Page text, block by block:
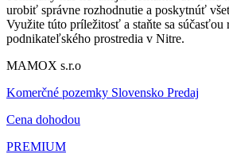
urobiť správne rozhodnutie a poskytnúť
Využite túto príležitosť a staňte sa súčasťou
podnikateľského prostredia v Nitre.
MAMOX s.r.o
Komerčné pozemky Slovensko Predaj
Cena dohodou
PREMIUM